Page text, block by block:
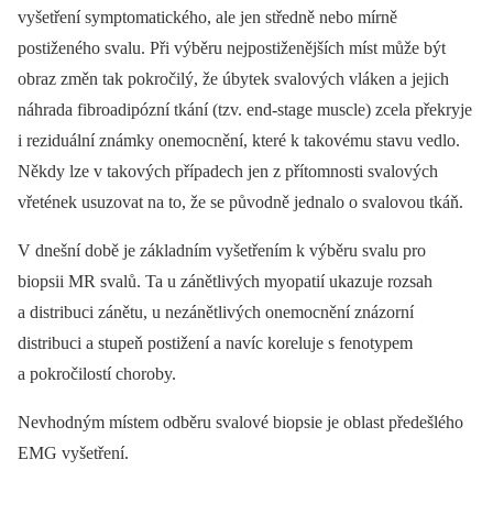
vyšetření symptomatického, ale jen středně nebo mírně
postiženého svalu. Při výběru nejpostiženějších míst může být
obraz změn tak pokročilý, že úbytek svalových vláken a jejich
náhrada fibroadipózní tkání (tzv. end-stage muscle) zcela překryje
i reziduální známky onemocnění, které k takovému stavu vedlo.
Někdy lze v takových případech jen z přítomnosti svalových
vřetének usuzovat na to, že se původně jednalo o svalovou tkáň.
V dnešní době je základním vyšetřením k výběru svalu pro
biopsii MR svalů. Ta u zánětlivých myopatií ukazuje rozsah
a distribuci zánětu, u nezánětlivých onemocnění znázorní
distribuci a stupeň postižení a navíc koreluje s fenotypem
a pokročilostí choroby.
Nevhodným místem odběru svalové biopsie je oblast předešlého
EMG vyšetření.